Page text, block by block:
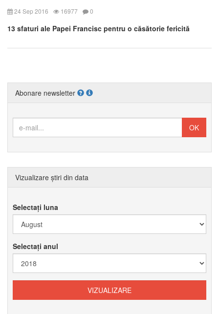
24 Sep 2016 16977 0
13 sfaturi ale Papei Francisc pentru o căsătorie fericită
Abonare newsletter
Vizualizare știri din data
Selectați luna
Selectați anul